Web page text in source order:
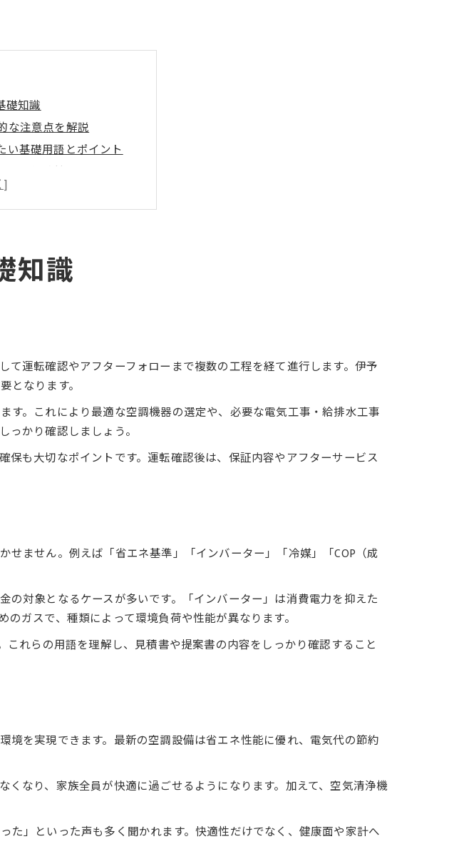
礎知識
な注意点を解説
い基礎用語とポイント
らす快適性とは
信頼性の見極め方
性の活かし方
度の基礎知識
い空調設備工事の条件
ておきたい流れ
立案の進め方
契約までの手順
すべき要点
視するべき点
確認ポイント
すべき基準
する機器の選定法
の比較ポイント
ための確認事項
めの注意喚起
較のポイント
で活用できるコツ
実際の成功例
用した体験談
ら工事完了まで
知識
運転確認やアフターフォローまで複数の工程を経て進行します。伊予
なります。
。これにより最適な空調機器の選定や、必要な電気工事・給排水工事
かり確認しましょう。
も大切なポイントです。運転確認後は、保証内容やアフターサービス
ません。例えば「省エネ基準」「インバーター」「冷媒」「COP（成
の対象となるケースが多いです。「インバーター」は消費電力を抑えた
ガスで、種類によって環境負荷や性能が異なります。
れらの用語を理解し、見積書や提案書の内容をしっかり確認すること
を実現できます。最新の空調設備は省エネ性能に優れ、電気代の節約
なり、家族全員が快適に過ごせるようになります。加えて、空気清浄機
」といった声も多く聞かれます。快適性だけでなく、健康面や家計へ